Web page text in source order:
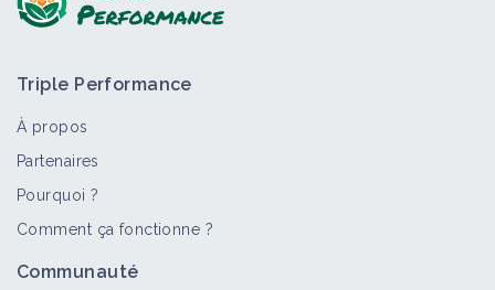
Triple Performance
À propos
Partenaires
Pourquoi ?
Comment ça fonctionne ?
Communauté